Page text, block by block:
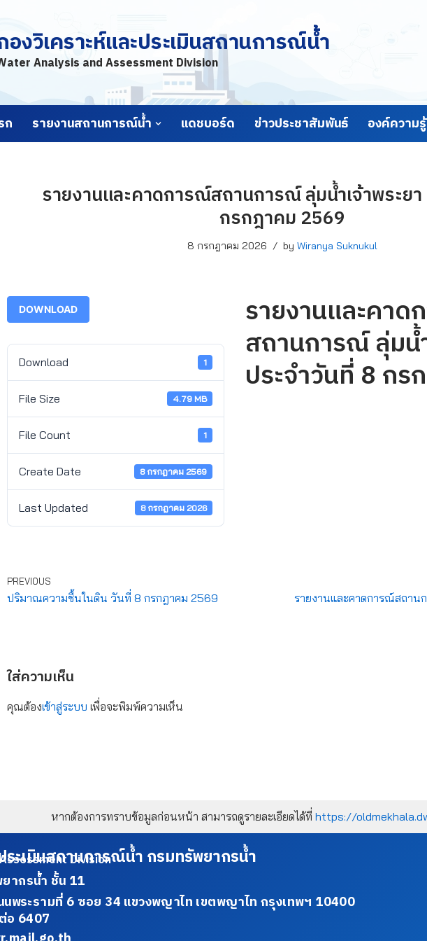
องวิเคราะห์และประเมินสถานการณ์น้ำ
Analysis and Assessment Division
ก รายงานสถานการณ์น้ำ แดชบอร์ด ข่าวประชาสัมพันธ์ องค์ความรู้
รายงานและคาดการณ์สถานการณ์ ลุ่มน้ำเจ้าพระยา
กรกฎาคม 2569
8 กรกฎาคม 2026 by Wiranya Suknukul
DOWNLOAD
Download 1
File Size 4.79 MB
File Count 1
Create Date 8 กรกฎาคม 2569
Last Updated 8 กรกฎาคม 2026
รายงานและคาด
สถานการณ์ ลุ่มน้
ประจำวันที่ 8 ก
PREVIOUS
ปริมาณความชื้นในดิน วันที่ 8 กรกฎาคม 2569
รายงานและคาดการณ์สถา
ใส่ความเห็น
คุณต้องเข้าสู่ระบบ เพื่อจะพิมพ์ความเห็น
หากต้องการทราบข้อมูลก่อนหน้า สามารถดูรายละเอียดได้ที่ https://
ระเมินสถานการณ์น้ำ กรมทรัพยากรน้ำ
Division
ากรน้ำ ชั้น 11
พระรามที่ 6 ซอย 34 แขวงพญาไท เขตพญาไท กรุงเทพฯ 10400
อ 6407